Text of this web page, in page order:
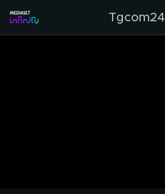
Tgcom24